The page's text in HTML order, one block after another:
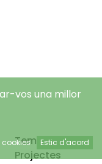
Temps Lliure
Projectes
vos una millor
Estic d'acord